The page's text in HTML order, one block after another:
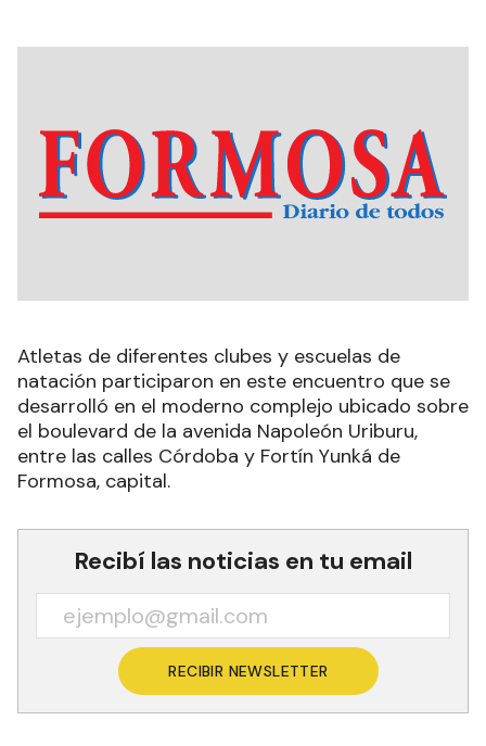
Atletas de diferentes clubes y escuelas de
natación participaron en este encuentro que se
desarrolló en el moderno complejo ubicado sobre
el boulevard de la avenida Napoleón Uriburu,
entre las calles Córdoba y Fortín Yunká de
Formosa, capital.
Recibí las noticias en tu email
RECIBIR NEWSLETTER